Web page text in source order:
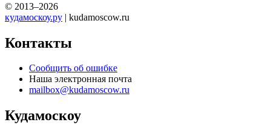
© 2013–2026
кудамоскоу.ру | kudamoscow.ru
Контакты
Сообщить об ошибке
Наша электронная почта
mailbox@kudamoscow.ru
Кудамоскоу